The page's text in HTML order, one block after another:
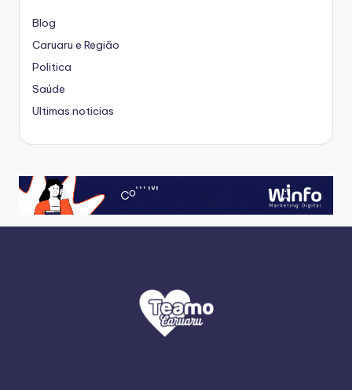
Blog
Caruaru e Região
Politica
Saúde
Ultimas noticias